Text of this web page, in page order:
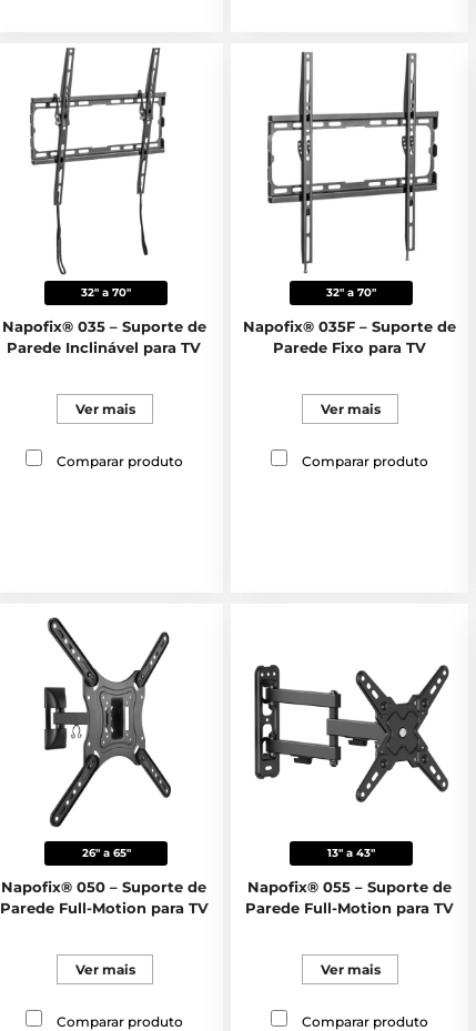
32" a 70"
Napofix® 035 – Suporte de
Parede Inclinável para TV
Ver mais
Comparar produto
32" a 70"
Napofix® 035F – Suporte de
Parede Fixo para TV
Ver mais
Comparar produto
26" a 65"
Napofix® 050 – Suporte de
Parede Full-Motion para TV
Ver mais
Comparar produto
13" a 43"
Napofix® 055 – Suporte de
Parede Full-Motion para TV
Ver mais
Comparar produto